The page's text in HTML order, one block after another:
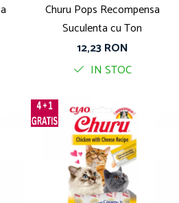
Churu Pops Recompensa
Suculenta cu Ton
12,23 RON
IN STOC